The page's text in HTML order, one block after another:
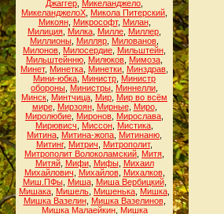
Джаггер Микеланджело
МикеланджелоХ Микола Питерский
Микоян, Микрософт, Милан,
Милиция Милка Милле Миллер
Миллионы Милляр Милованов
Милонов Милосердие Мильштейн
Мильштейнню Милюков Мимоза
Минет, Минетка Минетки Минздрав
Мини-юбка Министр Министр
обороны Министры Миннелли
Минск Минтчица Мир Мир во всём
мире, Мирзоян, Мирные, Миро,
Миролюбие Миронов Мирослава
Мирювисч
Миссон Мистика
Митина Митина-жопа Митинаню
Митинг, Митрич Митрополит,
Митрополит Волоколамский Митя
Митяй, Мифи, Мифы, Михаил
Михайлович
Михайлов, Михалков,
Миш.ПФы, Миша, Миша Вербицкий,
Мишака Мишель Мишенька Мишка
Мишка Вазелин, Мишка Вазелинов,
Мишка Малаейкин, Мишка